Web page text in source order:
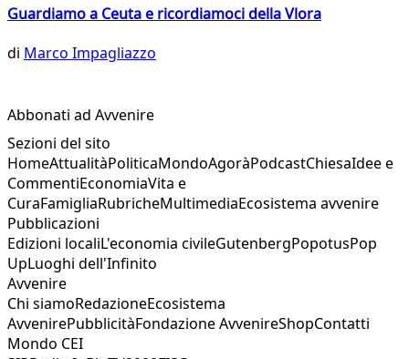
Guardiamo a Ceuta e ricordiamoci della Vlora
di Marco Impagliazzo
Abbonati ad Avvenire
Sezioni del sito
HomeAttualitàPoliticaMondoAgoràPodcastChiesaIdee e
CommentiEconomiaVita e
CuraFamigliaRubricheMultimediaEcosistema avvenire
Pubblicazioni
Edizioni localiL'economia civileGutenbergPopotusPop
UpLuoghi dell'Infinito
Avvenire
Chi siamoRedazioneEcosistema
AvvenirePubblicitàFondazione AvvenireShopContatti
Mondo CEI